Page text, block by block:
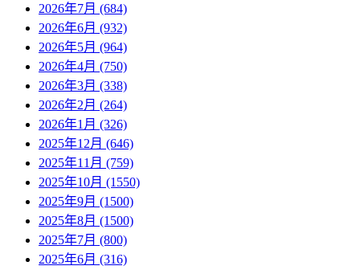
2026年7月 (684)
2026年6月 (932)
2026年5月 (964)
2026年4月 (750)
2026年3月 (338)
2026年2月 (264)
2026年1月 (326)
2025年12月 (646)
2025年11月 (759)
2025年10月 (1550)
2025年9月 (1500)
2025年8月 (1500)
2025年7月 (800)
2025年6月 (316)